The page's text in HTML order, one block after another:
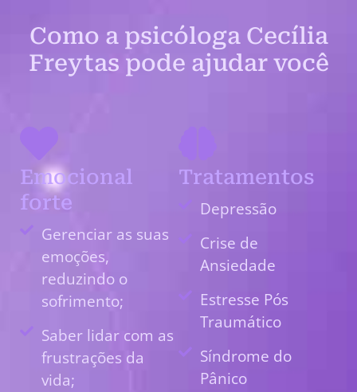
Como a psicóloga Cecília
Freytas pode ajudar você
Emocional
forte
Gerenciar as suas
emoções,
reduzindo o
sofrimento;
Saber lidar com as
frustrações da
vida;
Tratamentos
Depressão
Crise de
Ansiedade
Estresse Pós
Traumático
Síndrome do
Pânico